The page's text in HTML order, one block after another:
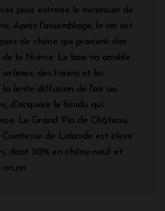
pour extraire le maximum de
Après l'assemblage, le vin est
de chêne qui provient des
la Nièvre. Le bois va anoblir
arômes, des tanins et lui
la lente diffusion de l'air au
d'acquérir le fondu qui
Le Grand Vin de Château
Comtesse de Lalande est élevé
dont 50% en chêne neuf et
an.nn